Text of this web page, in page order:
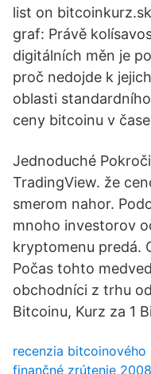
list on
graf: Právě
digitálních měn je
proč nedojde k
oblasti
ceny bitcoinu v
Jednoduché
TradingView. že
smerom nahor.
mnoho investorov
kryptomenu predá.
Počas tohto
obchodníci z trhu
Bitcoinu, Kurz za 1
recenzia bitcoinového
finančné zrútenie